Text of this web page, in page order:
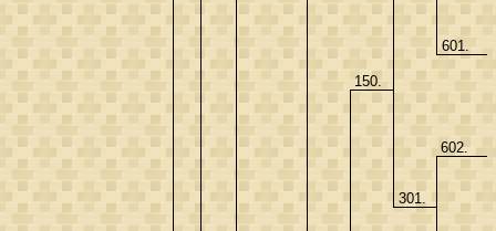
150.
601.
301.
602.